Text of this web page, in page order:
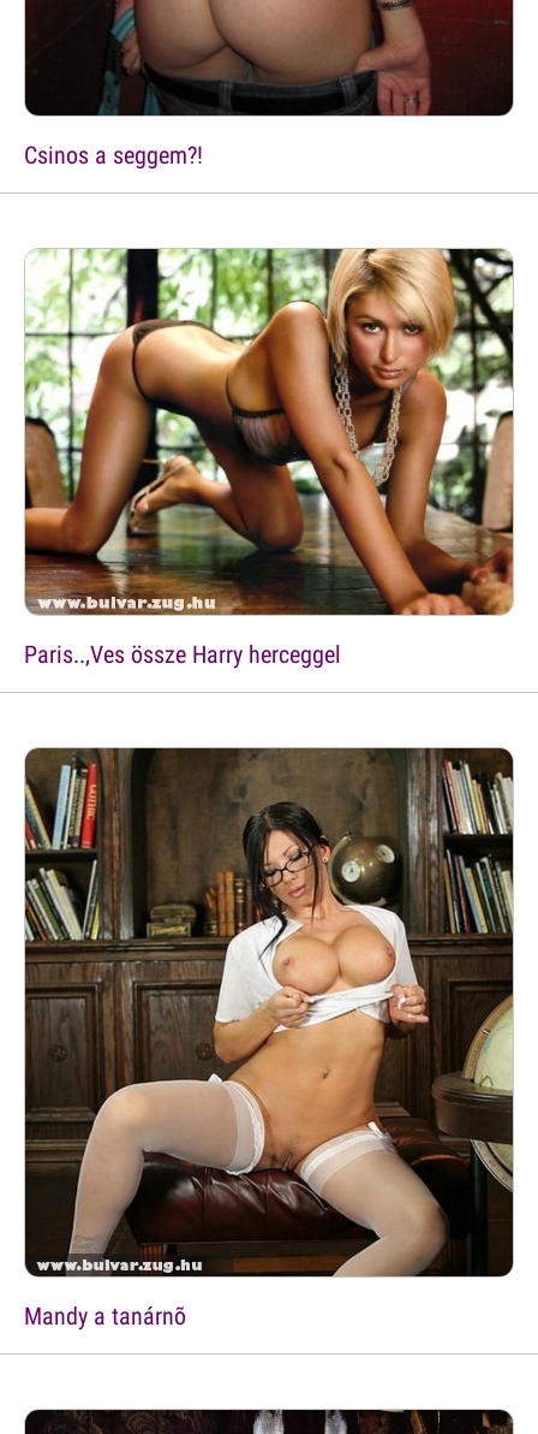
Csinos a seggem?!
Paris..,Ves össze Harry herceggel
Mandy a tanárnõ